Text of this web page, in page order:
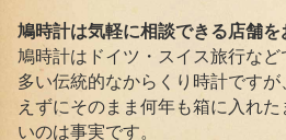
鳩時計は気軽に相談できる店舗を
鳩時計はドイツ・スイス旅行な
多い伝統的なからくり時計です
えずにそのまま何年も箱に入れ
いのは事実です。